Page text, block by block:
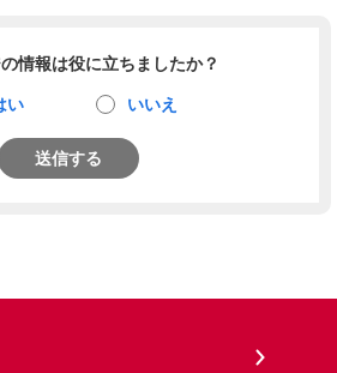
情報は役に立ちましたか？
い いいえ
送信する